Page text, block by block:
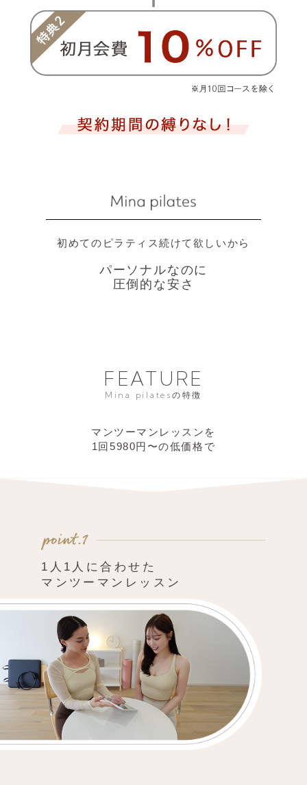
初めてのピラティス続けて欲しいから
パーソナルなのに
圧倒的な安さ
FEATURE
Mina pilatesの特徴
マンツーマンレッスンを
1回5980円〜の低価格で
1人1人に合わせた
マンツーマンレッスン